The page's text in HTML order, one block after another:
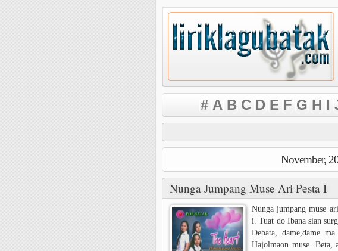
# A B C D E F G H I
November,
Nunga Jumpang Muse Ari Pesta I
Nunga jumpang muse
i. Tuat do Ibana sian
Debata, dame,dame
Hajolmaon muse. Beta,